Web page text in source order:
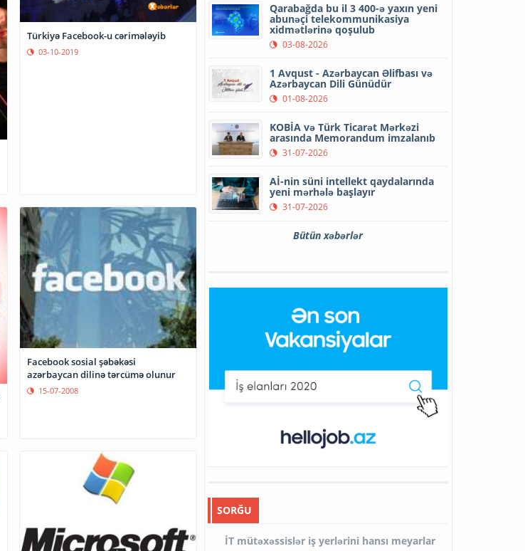
Türkiyə Facebook-u cərimələyib
03-10-2019
Facebook sosial şəbəkəsi
azərbaycan dilinə tərcümə olunur
15-07-2008
Qarabağda bu il 3 400-ə yaxın yeni
abunəçi telekommunikasiya
xidmətlərinə qoşulub
03-08-2026
1 Avqust - Azərbaycan Əlifbası və
Azərbaycan Dili Günüdür
01-08-2026
KOBİA və Türk Ticarət Mərkəzi
arasında Memorandum imzalanıb
31-07-2026
Aİ-nin süni intellekt qaydalarında
yeni mərhələ başlayır
31-07-2026
Bütün xəbərlər
SORĞU
İT mütəxəssislər iş yerlərini hansı meyarlar